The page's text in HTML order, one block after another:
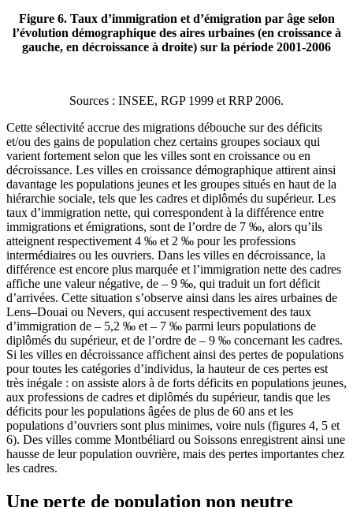
Figure 6. Taux d’immigration et d’émigration par âge selon
l’évolution démographique des aires urbaines (en croissance à
gauche, en décroissance à droite) sur la période 2001‑2006
Sources : INSEE, RGP 1999 et RRP 2006.
Cette sélectivité accrue des migrations débouche sur des déficits
et/ou des gains de population chez certains groupes sociaux qui
varient fortement selon que les villes sont en croissance ou en
décroissance. Les villes en croissance démographique attirent ainsi
davantage les populations jeunes et les groupes situés en haut de la
hiérarchie sociale, tels que les cadres et diplômés du supérieur. Les
taux d’immigration nette, qui correspondent à la différence entre
immigrations et émigrations, sont de l’ordre de 7 ‰, alors qu’ils
atteignent respectivement 4 ‰ et 2 ‰ pour les professions
intermédiaires ou les ouvriers. Dans les villes en décroissance, la
différence est encore plus marquée et l’immigration nette des cadres
affiche une valeur négative, de – 9 ‰, qui traduit un fort déficit
d’arrivées. Cette situation s’observe ainsi dans les aires urbaines de
Lens–Douai ou Nevers, qui accusent respectivement des taux
d’immigration de – 5,2 ‰ et – 7 ‰ parmi leurs populations de
diplômés du supérieur, et de l’ordre de – 9 ‰ concernant les cadres.
Si les villes en décroissance affichent ainsi des pertes de populations
pour toutes les catégories d’individus, la hauteur de ces pertes est
très inégale : on assiste alors à de forts déficits en populations jeunes,
aux professions de cadres et diplômés du supérieur, tandis que les
déficits pour les populations âgées de plus de 60 ans et les
populations d’ouvriers sont plus minimes, voire nuls (figures 4, 5 et
6). Des villes comme Montbéliard ou Soissons enregistrent ainsi une
hausse de leur population ouvrière, mais des pertes importantes chez
les cadres.
Une perte de population non neutre